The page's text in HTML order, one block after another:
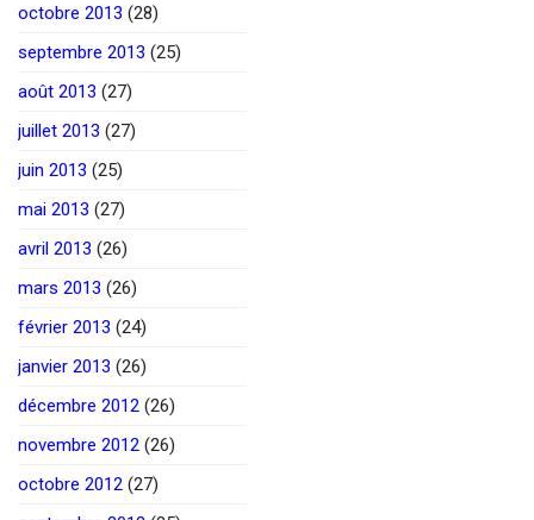
octobre 2013 (28)
septembre 2013 (25)
août 2013 (27)
juillet 2013 (27)
juin 2013 (25)
mai 2013 (27)
avril 2013 (26)
mars 2013 (26)
février 2013 (24)
janvier 2013 (26)
décembre 2012 (26)
novembre 2012 (26)
octobre 2012 (27)